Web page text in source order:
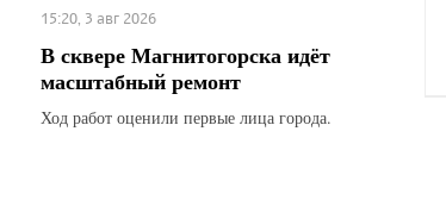
15:20, 3 авг 2026
В сквере Магнитогорска идёт
масштабный ремонт
Ход работ оценили первые лица города.